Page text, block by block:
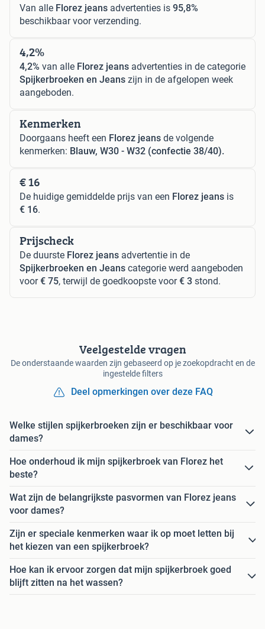
Van alle Florez jeans advertenties is 95,8%
beschikbaar voor verzending.
4,2%
4,2% van alle Florez jeans advertenties in de categorie
Spijkerbroeken en Jeans zijn in de afgelopen week
aangeboden.
Kenmerken
Doorgaans heeft een Florez jeans de volgende
kenmerken: Blauw, W30 - W32 (confectie 38/40).
€ 16
De huidige gemiddelde prijs van een Florez jeans is
€ 16.
Prijscheck
De duurste Florez jeans advertentie in de
Spijkerbroeken en Jeans categorie werd aangeboden
voor€ 75, terwijl de goedkoopste voor€ 3 stond.
Veelgestelde vragen
De onderstaande waarden zijn gebaseerd op je zoekopdracht en de
ingestelde filters
Deel opmerkingen over deze FAQ
Welke stijlen spijkerbroeken zijn er beschikbaar voor
dames?
Hoe onderhoud ik mijn spijkerbroek van Florez het
beste?
Wat zijn de belangrijkste pasvormen van Florez jeans
voor dames?
Zijn er speciale kenmerken waar ik op moet letten bij
het kiezen van een spijkerbroek?
Hoe kan ik ervoor zorgen dat mijn spijkerbroek goed
blijft zitten na het wassen?